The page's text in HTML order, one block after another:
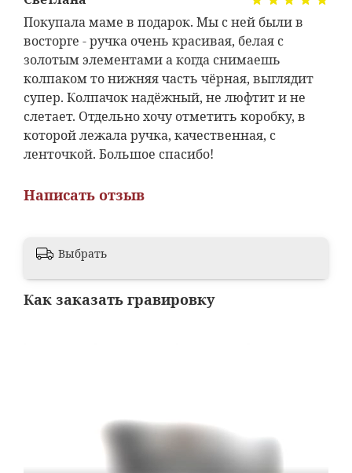
Покупала маме в подарок. Мы с ней были в
восторге - ручка очень красивая, белая с
золотым элементами а когда снимаешь
колпаком то нижняя часть чёрная, выглядит
супер. Колпачок надёжный, не люфтит и не
слетает. Отдельно хочу отметить коробку, в
которой лежала ручка, качественная, с
ленточкой. Большое спасибо!
Написать отзыв
Выбрать
Как заказать гравировку